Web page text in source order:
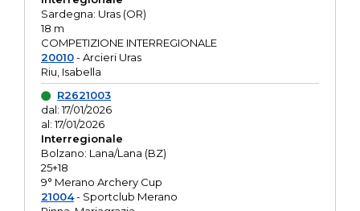
Sardegna: Uras (OR)
18 m
COMPETIZIONE INTERREGIONALE
20010- Arcieri Uras
Riu, Isabella
R2621003
dal: 17/01/2026
al: 17/01/2026
Interregionale
Bolzano: Lana/Lana (BZ)
25+18
9° Merano Archery Cup
21004- Sportclub Merano